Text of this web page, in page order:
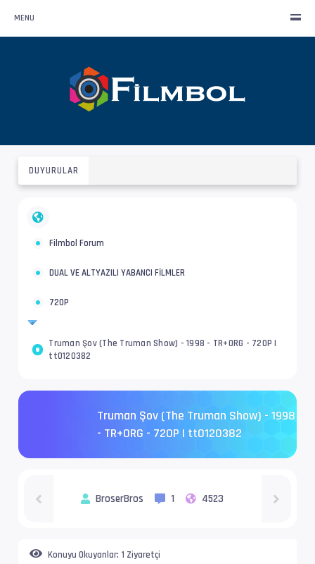
MENU
DUYURULAR
Filmbol Forum
DUAL VE ALTYAZILI YABANCI FİLMLER
720P
Truman Şov (The Truman Show) - 1998 - TR+ORG - 720P |
tt0120382
Truman Şov (The Truman Show) - 1998
- TR+ORG - 720P | tt0120382
BroserBros 1 4523
Konuyu Okuyanlar: 1 Ziyaretçi